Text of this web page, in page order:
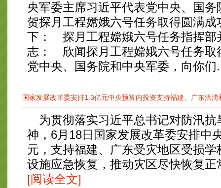
央军委主席习近平代表党中央、国
贺探月工程嫦娥六号任务取得圆满成
下： 探月工程嫦娥六号任务指挥部
志： 欣闻探月工程嫦娥六号任务取
党中央、国务院和中央军委，向你
国家发展改革委安排1.3亿元中央预算内投资支持福建、广东洪涝
为贯彻落实习近平总书记对防汛抗
神，6月18日国家发展改革委安排中
元，支持福建、广东受灾地区受损
设施应急恢复，推动灾区尽快恢复
[阅读全文]